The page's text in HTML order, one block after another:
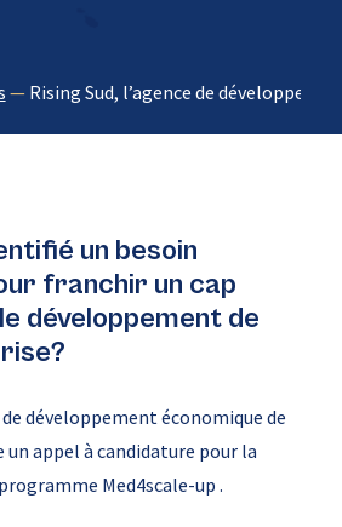
— Rising Sud, l’agence de
un besoin
franchir un cap
développement de
de développement économique de
un appel à candidature pour la
Med4scale-up .